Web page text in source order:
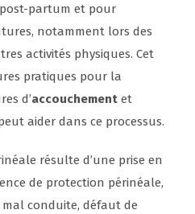
post-partum et pour
notamment lors des
activités physiques. Cet
pratiques pour la
d’accouchement et
aider dans ce processus.
résulte d’une prise en
de protection périnéale,
conduite, défaut de